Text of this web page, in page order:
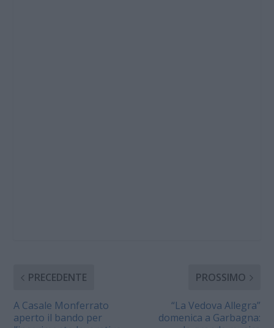
PRECEDENTE
A Casale Monferrato
aperto il bando per
PROSSIMO
“La Vedova Allegra”
domenica a Garbagna: